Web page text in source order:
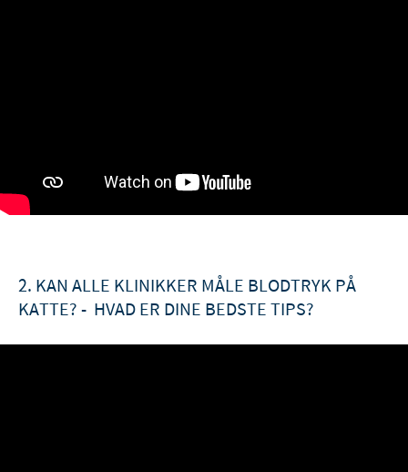
2. KAN ALLE KLINIKKER MÅLE BLODTRYK PÅ
KATTE? - HVAD ER DINE BEDSTE TIPS?